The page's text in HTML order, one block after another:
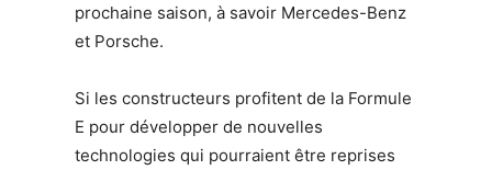
prochaine saison, à savoir Mercedes-Benz
et Porsche.
Si les constructeurs profitent de la Formule
E pour développer de nouvelles
technologies qui pourraient être reprises